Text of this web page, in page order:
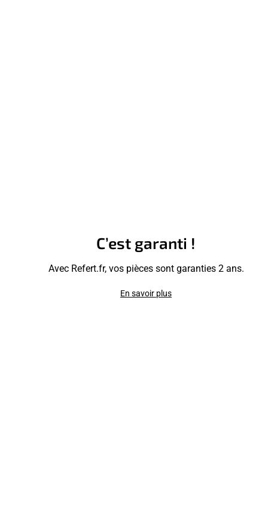
C’est garanti !
Avec Refert.fr, vos pièces sont garanties 2 ans.
En savoir plus